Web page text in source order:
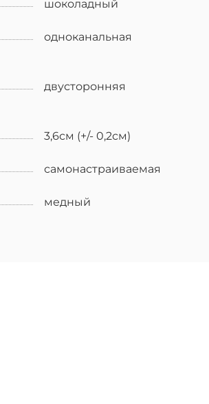
шоколадный
одноканальная
двусторонняя
3,6см (+/- 0,2см)
самонастраиваемая
медный